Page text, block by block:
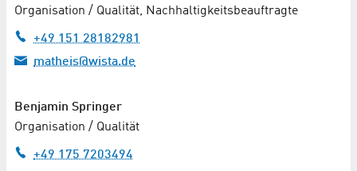
Organisation / Qualität, Nachhaltigkeits­beauftragte
+49 151 28182981
matheis@wista.de
Benjamin Springer
Organisation / Qualität
+49 175 7203494